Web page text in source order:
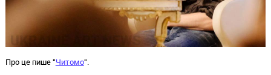
Про це пише "Читомо".